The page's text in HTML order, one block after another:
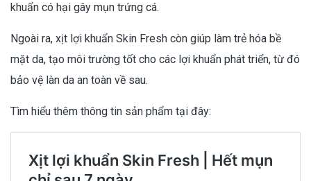
khuẩn có hại gây mụn trứng cá.
Ngoài ra, xịt lợi khuẩn Skin Fresh còn giúp làm trẻ hóa bề
mặt da, tạo môi trường tốt cho các lợi khuẩn phát triển, từ đó
bảo vệ làn da an toàn về sau.
Tìm hiểu thêm thông tin sản phẩm tại đây: